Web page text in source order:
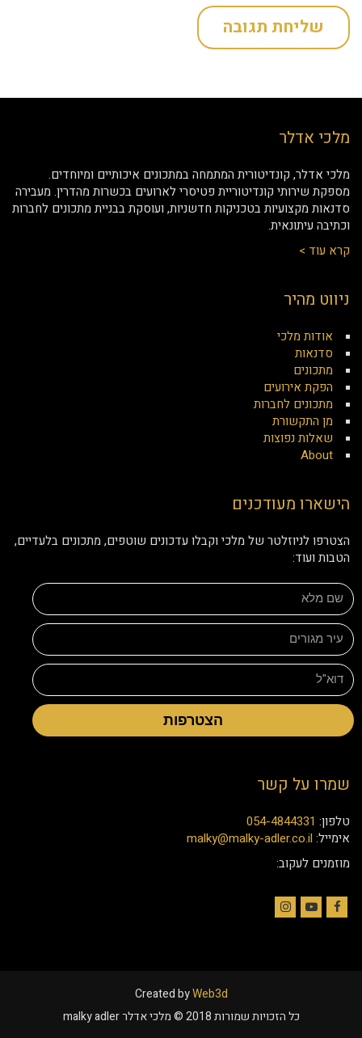
מלכי אדלר
מלכי אדלר, קונדיטורית המתמחה במתכונים איכותיים ומיוחדים.
מספקת שירותי קונדיטוריית פטיסרי לארועים בכשרות מהדרין. מעבירה
סדנאות מקצועיות בטכניקות חדשניות, ועוסקת בבניית מתכונים לחברות
וכתיבה עיתונאית.
קרא עוד >
ניווט מהיר
אודות מלכי
סדנאות
מתכונים
הפקת אירועים
מתכונים לחברות
מן התקשורת
שאלות נפוצות
About
הישארו מעודכנים
הצטרפו לניוזלטר של מלכי וקבלו עדכונים שוטפים, מתכונים בלעדיים,
הטבות ועוד:
הצטרפות
שמרו על קשר
טלפון: 054-4844331
אימייל: malky@malky-adler.co.il
מוזמנים לעקוב:
Created byWeb3d
כל הזכויות שמורות 2018 © מלכי אדלר malky adler